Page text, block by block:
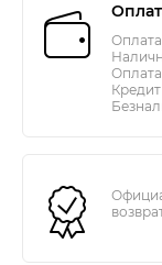
Кредит